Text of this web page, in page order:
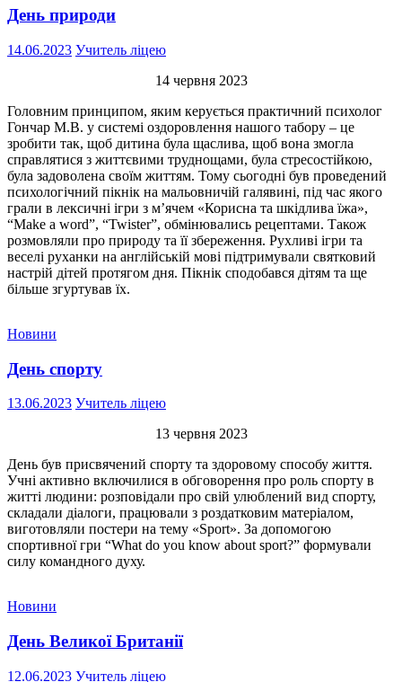
День природи
14.06.2023 Учитель ліцею
14 червня 2023
Головним принципом, яким керується практичний психолог
Гончар М.В. у системі оздоровлення нашого табору – це
зробити так, щоб дитина була щаслива, щоб вона змогла
справлятися з життєвими труднощами, була стресостійкою,
була задоволена своїм життям. Тому сьогодні був проведений
психологічний пікнік на мальовничій галявині, під час якого
грали в лексичні ігри з м’ячем «Корисна та шкідлива їжа»,
“Make a word”, “Twister”, обмінювались рецептами. Також
розмовляли про природу та її збереження. Рухливі ігри та
веселі руханки на англійській мові підтримували святковий
настрій дітей протягом дня. Пікнік сподобався дітям та ще
більше згуртував їх.
Новини
День спорту
13.06.2023 Учитель ліцею
13 червня 2023
День був присвячений спорту та здоровому способу життя.
Учні активно включилися в обговорення про роль спорту в
житті людини: розповідали про свій улюблений вид спорту,
складали діалоги, працювали з роздатковим матеріалом,
виготовляли постери на тему «Sport». За допомогою
спортивної гри “What do you know about sport?” формували
силу командного духу.
Новини
День Великої Британії
12.06.2023 Учитель ліцею